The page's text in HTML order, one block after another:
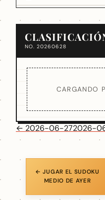
NO. 20260628
CARGANDO
← 2026-06-272026-
← JUGAR EL SUDOKU
MEDIO DE AYER